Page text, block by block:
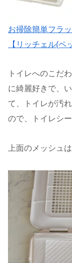
お掃除簡単フラ
【リッチェル(ペ
トイレへのこだ
に綺麗好きで、
て、トイレが汚
ので、トイレシ
上面のメッシュ